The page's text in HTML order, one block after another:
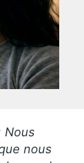
Nous
nous